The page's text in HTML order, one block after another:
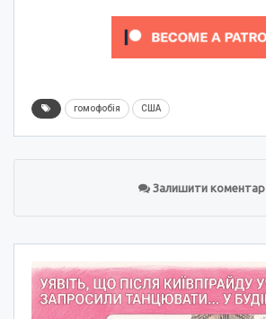
гомофобія США
Залишити коментар